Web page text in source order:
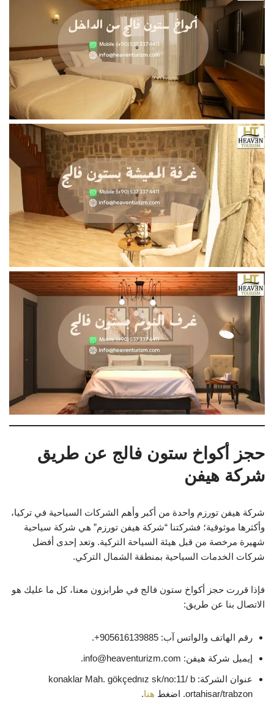
حجز أكواخ ستون فالج عن طريق
شركة هيفن
شركة هيفن تورزم واحدة من أكبر وأهم الشركات السياحية في تركيا،
وأكثرها موثوقية؛ فشركتنا “شركة هيفن تورزم” هي شركة سياحية
شهيرة مرخصة من قبل هيئة السياحة التركية. وتعد إحدى أفضل
شركات الخدمات السياحية بمنطقة الشمال التركي.
فإذا قررت حجز أكواخ ستون فالج في طرابزون معنا، كل ما عليك هو
الاتصال بنا عن طريق:
رقم الهاتف والواتس آب: 905616139885+.
إيميل شركة هيفن: info@heaventurizm.com.
عنوان الشركة: konaklar Mah. gökçednız sk/no:11/ b
ortahisar/trabzon. اضغط
هنا.